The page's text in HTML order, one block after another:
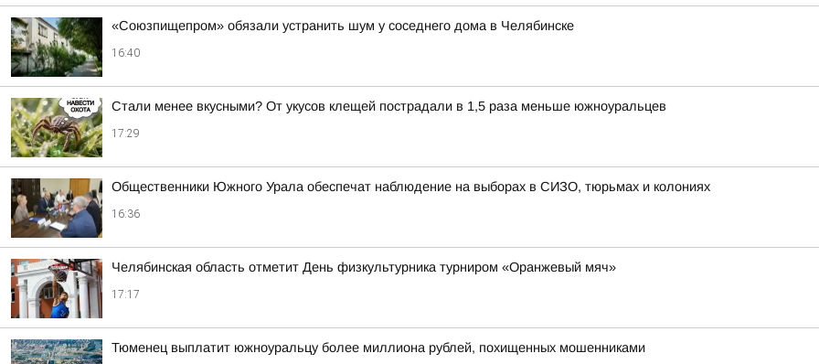
«Союзпищепром» обязали устранить шум у соседнего дома в Челябинске
16:40
Стали менее вкусными? От укусов клещей пострадали в 1,5 раза меньше южноуральцев
17:29
Общественники Южного Урала обеспечат наблюдение на выборах в СИЗО, тюрьмах и колониях
16:36
Челябинская область отметит День физкультурника турниром «Оранжевый мяч»
17:17
Тюменец выплатит южноуральцу более миллиона рублей, похищенных мошенниками